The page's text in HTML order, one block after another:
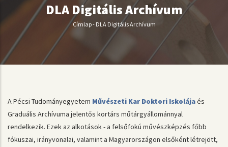
DLA Digitális Archívum
Morzsa
Címlap- DLA Digitális Archívum
A Pécsi Tudományegyetem Művészeti Kar Doktori Iskolájaés
Graduális Archívuma jelentős kortárs műtárgyállománnyal
rendelkezik. Ezek az alkotások - a felsőfokú művészképzés főbb
fókuszai, irányvonalai, valamint a Magyarországon elsőként létrejött,